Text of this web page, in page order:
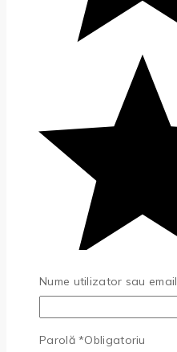
Nume utilizator sau email
Parolă*Obligatoriu